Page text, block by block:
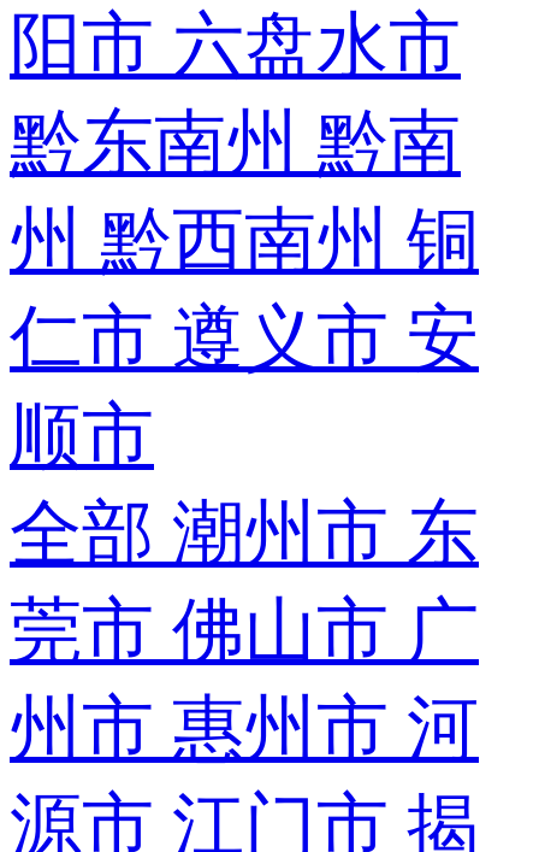
阳市 六盘水市
黔东南州 黔南
州 黔西南州 铜
仁市 遵义市 安
顺市
全部 潮州市 东
莞市 佛山市 广
州市 惠州市 河
源市 江门市 揭